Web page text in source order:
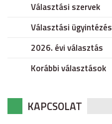
Választási szervek
Választási ügyintézés
2026. évi választás
Korábbi választások
KAPCSOLAT